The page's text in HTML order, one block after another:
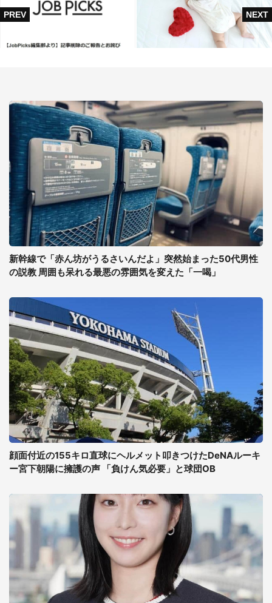
新幹線で「赤ん坊がうるさいんだよ」突然始まった50代男性
の説教 周囲も呆れる最悪の雰囲気を変えた「一喝」
顔面付近の155キロ直球にヘルメット叩きつけたDeNAルーキ
ー宮下朝陽に擁護の声 「負けん気必要」と球団OB